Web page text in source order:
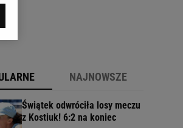
NAJNOWSZE
Świątek odwróciła losy meczu
z Kostiuk! 6:2 na koniec